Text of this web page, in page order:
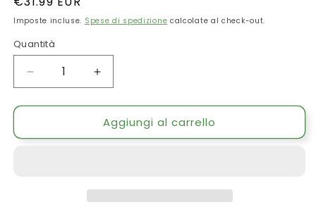
di
Imposte incluse. Spese di spedizione calcolate al check-out.
Quantità
Quantità
Diminuisci
quantità
per
Polara,
Aumenta
quantità
per
Spuma
Polara,
Aggiungi al carrello